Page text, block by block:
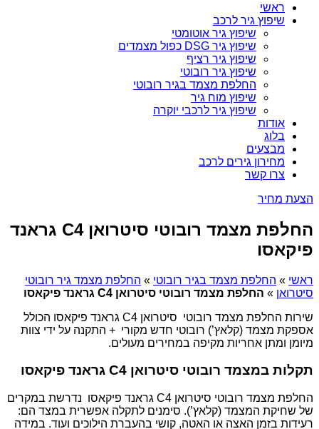
ראשי
שיפוץ גיר לרכב
שיפוץ גיר אוטומטי
שיפוץ גיר DSG כפול מצמדים
שיפוץ גיר רציף
שיפוץ גיר רובוטי
החלפת מצמד בגיר רובוטי
שיפוץ מוח גיר
שיפוץ גיר לרכבי יוקרה
אודות
בלוג
מבצעים
מחירון גירים לרכב
צרו קשר
הצעת מחיר
החלפת מצמד רובוטי סיטרואן C4 גראנד
פיקאסו
ראשי » החלפת מצמד בגיר רובוטי » החלפת מצמד גיר רובוטי
סיטרואן » החלפת מצמד רובוטי סיטרואן C4 גראנד פיקאסו
שירות החלפת מצמד רובוטי סיטרואן C4 גראנד פיקאסו הכולל
אספקת מצמד (קלאץ’) רובוטי חדש מקורי + התקנה על ידי צוות
מיומן ומתן אחריות מקיפה במחירים מעולים.
תקלות במצמד רובוטי סיטרואן C4 גראנד פיקאסו
החלפת מצמד רובוטי סיטרואן C4 גראנד פיקאסו נדרשת במקרים
של שחיקת המצמד (קלאץ’). סימנים לתקלה אפשרית במצד הם:
רעידות בזמן האצה או האטה, קושי בהעברת הילוכים ועוד. במידה